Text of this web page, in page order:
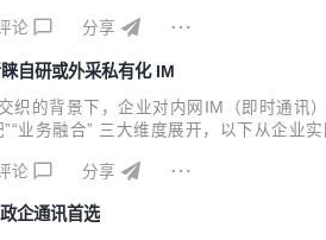
都仅在企业内网流转，物理隔绝公网潜在
论 分享
自研或外采私有化 IM
织的背景下，企业对内网IM（即时通讯
”“业务融合” 三大维度展开，以下从企
，例如某国有银行核心交易部门...
论 分享
企通讯首选